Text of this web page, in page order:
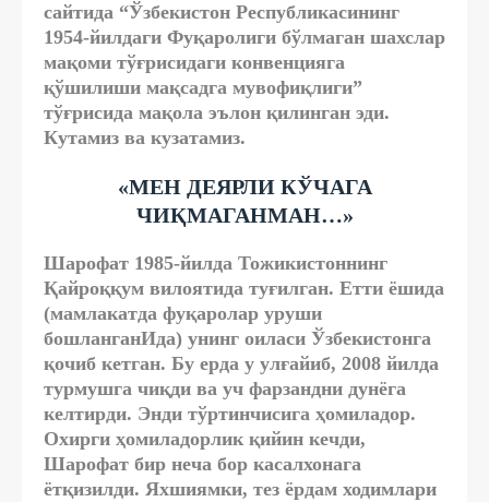
сайтида “Ўзбекистон Республикасининг
1954-йилдаги Фуқаролиги бўлмаган шахслар
мақоми тўғрисидаги конвенцияга
қўшилиши мақсадга мувофиқлиги”
тўғрисида мақола эълон қилинган эди.
Кутамиз ва кузатамиз.
«МЕН ДЕЯРЛИ КЎЧАГА
ЧИҚМАГАНМАН…»
Шарофат 1985-йилда Тожикистоннинг
Қайроққум вилоятида туғилган. Етти ёшида
(мамлакатда фуқаролар уруши
бошланганИда) унинг оиласи Ўзбекистонга
қочиб кетган. Бу ерда у улғайиб, 2008 йилда
турмушга чиқди ва уч фарзандни дунёга
келтирди. Энди тўртинчисига ҳомиладор.
Охирги ҳомиладорлик қийин кечди,
Шарофат бир неча бор касалхонага
ётқизилди. Яхшиямки, тез ёрдам ходимлари